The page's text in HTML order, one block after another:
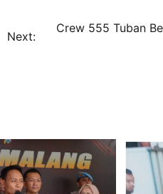
Next:
Crew 555 Tuban